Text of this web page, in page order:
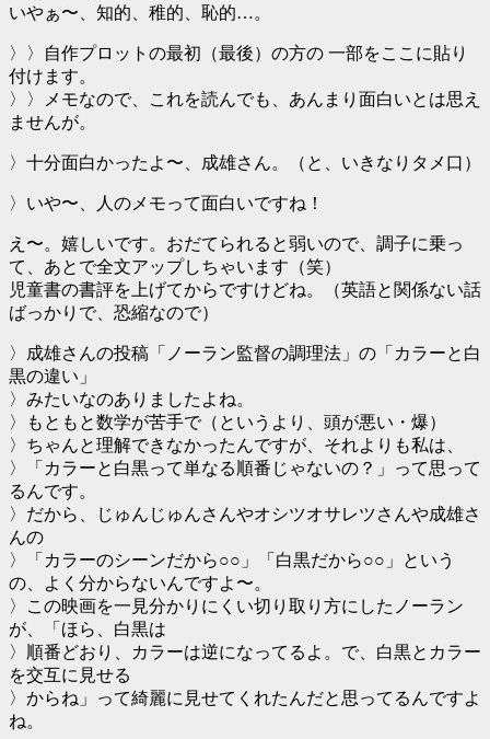
いやぁ〜、知的、稚的、恥的…。
〉〉自作プロットの最初（最後）の方の 一部をここに貼り
付けます。
〉〉メモなので、これを読んでも、あんまり面白いとは思え
ませんが。
〉十分面白かったよ〜、成雄さん。（と、いきなりタメ口）
〉いや〜、人のメモって面白いですね！
え〜。嬉しいです。おだてられると弱いので、調子に乗っ
て、あとで全文アップしちゃいます（笑）
児童書の書評を上げてからですけどね。（英語と関係ない話
ばっかりで、恐縮なので）
〉成雄さんの投稿「ノーラン監督の調理法」の「カラーと白
黒の違い」
〉みたいなのありましたよね。
〉もともと数学が苦手で（というより、頭が悪い・爆）
〉ちゃんと理解できなかったんですが、それよりも私は、
〉「カラーと白黒って単なる順番じゃないの？」って思って
るんです。
〉だから、じゅんじゅんさんやオシツオサレツさんや成雄さ
んの
〉「カラーのシーンだから○○」「白黒だから○○」という
の、よく分からないんですよ〜。
〉この映画を一見分かりにくい切り取り方にしたノーラン
が、「ほら、白黒は
〉順番どおり、カラーは逆になってるよ。で、白黒とカラー
を交互に見せる
〉からね」って綺麗に見せてくれたんだと思ってるんですよ
ね。